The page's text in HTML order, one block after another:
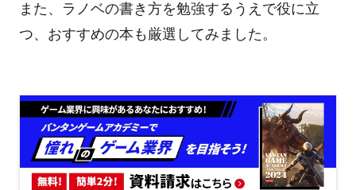
また、ラノベの書き方を勉強するうえで役に立
つ、おすすめの本も厳選してみました。